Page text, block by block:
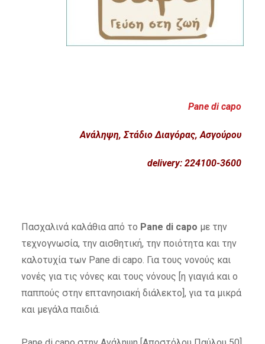
Pane di capo
Ανάληψη, Στάδιο Διαγόρας, Ασγούρου
delivery: 224100-3600
Πασχαλινά καλάθια από το Pane di capo με την
τεχνογνωσία, την αισθητική, την ποιότητα και την
καλοτυχία των Pane di capo. Για τους νονούς και
νονές για τις νόνες και τους νόνους [η γιαγιά και ο
παππούς στην επτανησιακή διάλεκτο], για τα μικρά
και μεγάλα παιδιά.